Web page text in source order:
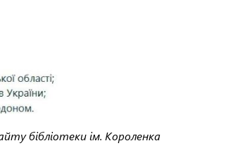
бібліотеки ім. Короленка